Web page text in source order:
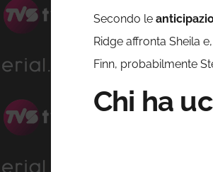
Secondo le
Ridge affronta Sheila
Finn, probabilmente
Chi ha